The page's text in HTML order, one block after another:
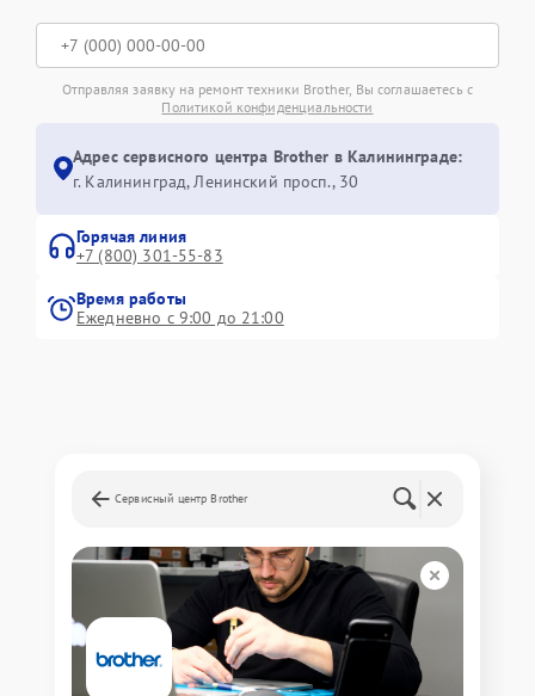
Отправляя заявку на ремонт техники Brother, Вы соглашаетесь с
Политикой конфиденциальности
Адрес сервисного центра Brother в Калининграде:
г. Калининград, Ленинский просп., 30
Горячая линия
+7 (800) 301-55-83
Время работы
Ежедневно с 9:00 до 21:00
Сервисный центр Brother